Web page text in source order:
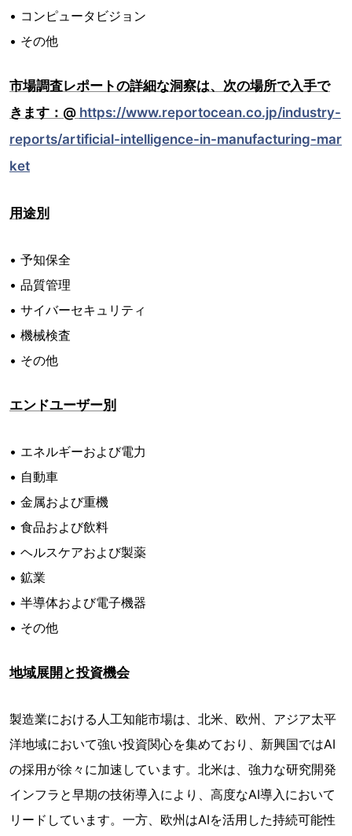
• コンピュータビジョン
• その他
市場調査レポートの詳細な洞察は、次の場所で入手で
きます：@ https://www.reportocean.co.jp/industry-
reports/artificial-intelligence-in-manufacturing-mar
ket
用途別
• 予知保全
• 品質管理
• サイバーセキュリティ
• 機械検査
• その他
エンドユーザー別
• エネルギーおよび電力
• 自動車
• 金属および重機
• 食品および飲料
• ヘルスケアおよび製薬
• 鉱業
• 半導体および電子機器
• その他
地域展開と投資機会
製造業における人工知能市場は、北米、欧州、アジア太平
洋地域において強い投資関心を集めており、新興国ではAI
の採用が徐々に加速しています。北米は、強力な研究開発
インフラと早期の技術導入により、高度なAI導入において
リードしています。一方、欧州はAIを活用した持続可能性